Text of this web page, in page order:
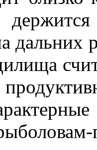
дальних